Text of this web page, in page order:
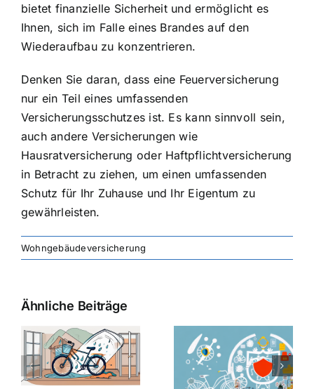
bietet finanzielle Sicherheit und ermöglicht es
Ihnen, sich im Falle eines Brandes auf den
Wiederaufbau zu konzentrieren.
Denken Sie daran, dass eine Feuerversicherung
nur ein Teil eines umfassenden
Versicherungsschutzes ist. Es kann sinnvoll sein,
auch andere Versicherungen wie
Hausratversicherung oder Haftpflichtversicherung
in Betracht zu ziehen, um einen umfassenden
Schutz für Ihr Zuhause und Ihr Eigentum zu
gewährleisten.
Wohngebäudeversicherung
Ähnliche Beiträge